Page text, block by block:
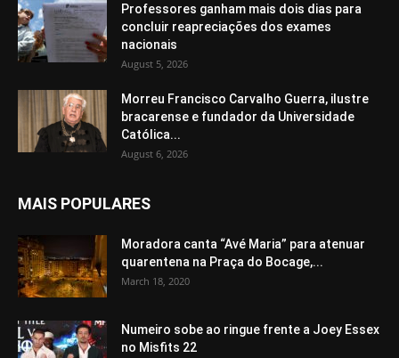
Professores ganham mais dois dias para
concluir reapreciações dos exames
nacionais
August 5, 2026
Morreu Francisco Carvalho Guerra, ilustre
bracarense e fundador da Universidade
Católica...
August 6, 2026
MAIS POPULARES
Moradora canta “Avé Maria” para atenuar
quarentena na Praça do Bocage,...
March 18, 2020
Numeiro sobe ao ringue frente a Joey Essex
no Misfits 22